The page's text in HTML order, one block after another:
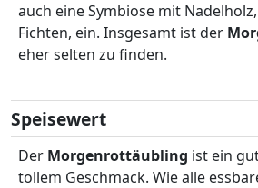
auch eine Symbiose mit
Fichten, ein. Insgesamt ist der
eher selten zu finden.
Speisewert
Der Morgenrottäubling ist ein
tollem Geschmack. Wie alle